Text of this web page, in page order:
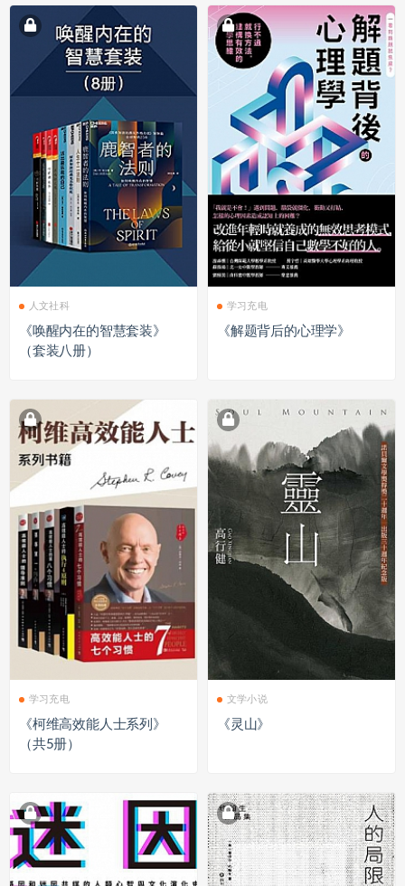
人文社科
《唤醒内在的智慧套装》
（套装八册）
学习充电
《解题背后的心理学》
学习充电
《柯维高效能人士系列》
（共5册）
文学小说
《灵山》